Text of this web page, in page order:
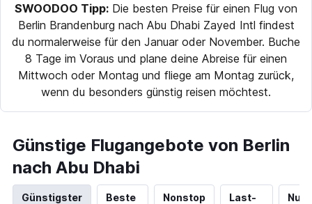
SWOODOO Tipp: Die besten Preise für einen Flug von
Berlin Brandenburg nach Abu Dhabi Zayed Intl findest
du normalerweise für den Januar oder November. Buche
8 Tage im Voraus und plane deine Abreise für einen
Mittwoch oder Montag und fliege am Montag zurück,
wenn du besonders günstig reisen möchtest.
Günstige Flugangebote von Berlin
nach Abu Dhabi
Günstigster
Beste
Nonstop
Last-
Nur